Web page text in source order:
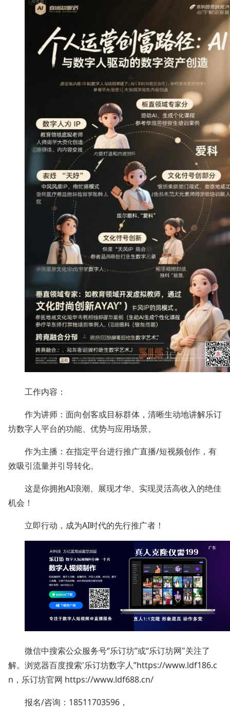
工作内容：
作为讲师：面向创客或目标群体，清晰生动地讲解乐订
坊数字人平台的功能、优势与应用场景。
作为主播：在指定平台进行推广直播/短视频创作，有
效吸引流量并引导转化。
这是你拥抱AI浪潮、展现才华、实现灵活高收入的绝佳
机会！
立即行动，成为AI时代的先行推广者！
微信中搜索公众服务号“乐订坊”或“乐订坊网"关注了
解。浏览器百度搜索'乐订坊数字人”https://www.ldf186.c
n，乐订坊官网 https://www.ldf688.cn/
报名/咨询：18511703596，